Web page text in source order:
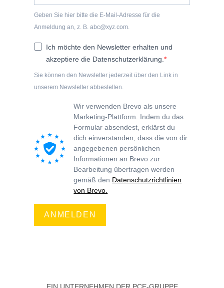
Geben Sie hier bitte die E-Mail-Adresse für die
Anmeldung an, z. B. abc@xyz.com.
Ich möchte den Newsletter erhalten und
akzeptiere die Datenschutzerklärung.
Sie können den Newsletter jederzeit über den Link in
unserem Newsletter abbestellen.
Wir verwenden Brevo als unsere
Marketing-Plattform. Indem du das
Formular absendest, erklärst du
dich einverstanden, dass die von dir
angegebenen persönlichen
Informationen an Brevo zur
Bearbeitung übertragen werden
gemäß den Datenschutzrichtlinien
von Brevo.
ANMELDEN
EIN UNTERNEHMEN DER PCE-GRUPPE